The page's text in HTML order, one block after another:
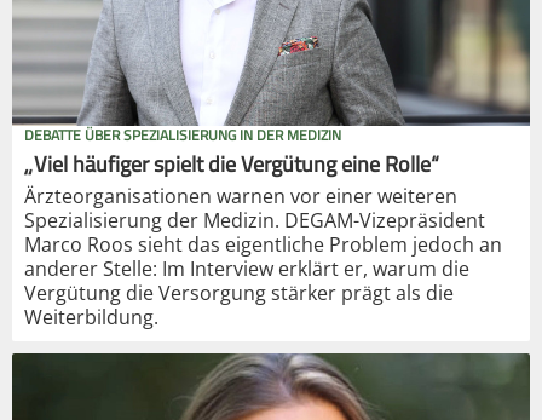
DEBATTE ÜBER SPEZIALISIERUNG IN DER MEDIZIN
„Viel häufiger spielt die Vergütung eine Rolle“
Ärzteorganisationen warnen vor einer weiteren
Spezialisierung der Medizin. DEGAM-Vizepräsident
Marco Roos sieht das eigentliche Problem jedoch an
anderer Stelle: Im Interview erklärt er, warum die
Vergütung die Versorgung stärker prägt als die
Weiterbildung.